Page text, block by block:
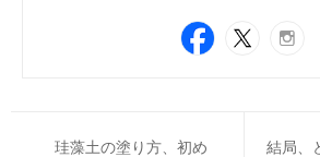
珪藻土の塗り方、初め
結局、